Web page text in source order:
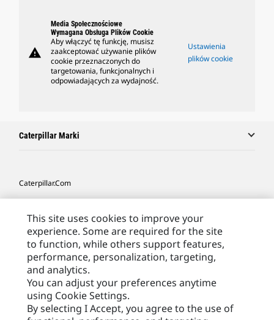
warning
Media Społecznościowe
Wymagana Obsługa Plików Cookie
Aby włączyć tę funkcję, musisz
zaakceptować używanie plików
cookie przeznaczonych do
targetowania, funkcjonalnych i
odpowiadających za wydajność.
Ustawienia
plików cookie
Caterpillar Marki
Caterpillar.com
Caterpillar Kontakt
Moje Preferencje Marketingowe
Site Map
Cookie Settings
Legal
This site uses cookies to improve your
experience. Some are required for the site
to function, while others support features,
performance, personalization, targeting,
and analytics.
You can adjust your preferences anytime
using Cookie Settings.
By selecting I Accept, you agree to the use of